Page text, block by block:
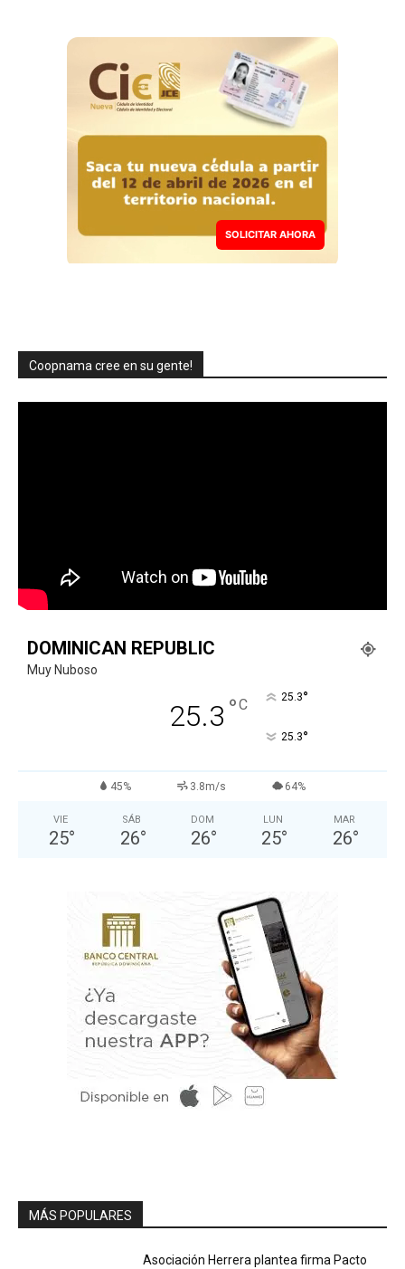
SOLICITAR AHORA
Coopnama cree en su gente!
DOMINICAN REPUBLIC
Muy Nuboso
25.3 °C 25.3°
25.3°
45% 3.8m/s 64%
VIE
25°
SÁB
26°
DOM
26°
LUN
25°
MAR
26°
MÁS POPULARES
Asociación Herrera plantea firma Pacto